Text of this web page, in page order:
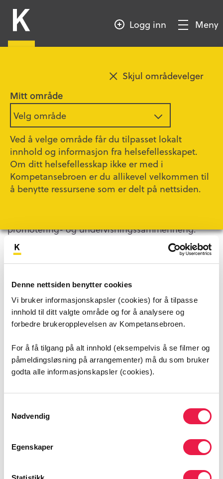
Denne nettsiden benytter cookies
Vi bruker informasjonskapsler (cookies) for å tilpasse
innhold til ditt valgte område og for å analysere og
forbedre brukeropplevelsen av Kompetansebroen.
For å få tilgang på alt innhold (eksempelvis å se filmer og
påmeldingsløsning på arrangementer) må du som bruker
godta alle informasjonskapsler (cookies).
Nødvendig
Egenskaper
Mitt område
Velg område
Ved å velge område får du tilpasset lokalt
innhold og informasjon fra helsefellesskapet.
Om ditt helsefellesskap ikke er med i
Kompetansebroen er du allikevel velkommen til
å benytte ressursene som er delt på nettsiden.
Skjul områdevelger
HOVEDINNHOLD
KompetansebroenLogg inn
Vis/SkjulMeny
Intensivseksjonen ved
Sykehuset i Vestfold
Intensivseksjonen SiV
Intensivseksjonen ved Sykehuset i Vestfold har
laget film om avdelingen. Filmen viser hvordan de
promotering- og undervisningssammenheng.
Meld deg på nyhetsbrev Se flere filmer